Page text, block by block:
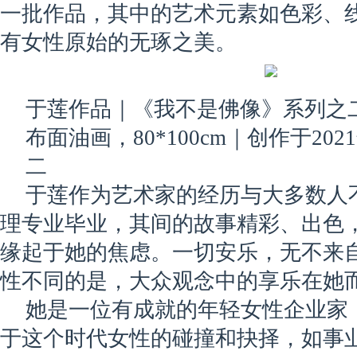
一批作品，其中的艺术元素如色彩、
有女性原始的无琢之美。
于莲作品｜《我不是佛像》系列之
布面油画，80*100cm｜创作于
二
于莲作为艺术家的经历与大多数
理专业毕业，其间的故事精彩、出色
缘起于她的焦虑。一切安乐，无不来
性不同的是，大众观念中的享乐在她
她是一位有成就的年轻女性企业
于这个时代女性的碰撞和抉择，如事